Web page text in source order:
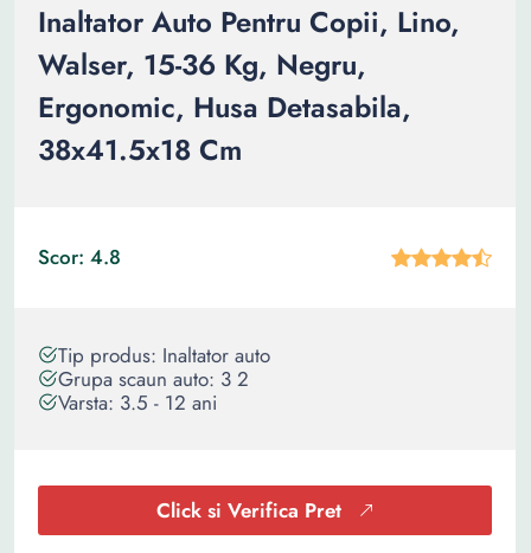
Inaltator Auto Pentru Copii, Lino,
Walser, 15-36 Kg, Negru,
Ergonomic, Husa Detasabila,
38x41.5x18 Cm
Scor: 4.8
Tip produs: Inaltator auto
Grupa scaun auto: 3 2
Varsta: 3.5 - 12 ani
Click si Verifica Pret